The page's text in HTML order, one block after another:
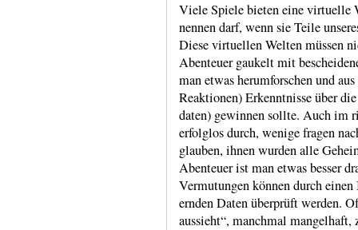
Viele Spiele bieten eine virtu­elle
nennen darf, wenn sie Teile
Diese virtu­ellen Welten müssen
Aben­teuer gaukelt mit
man etwas herum­forschen und
Reak­tionen) Erkennt­nisse über
daten) gewinnen sollte. Auch im
erfolglos durch, wenige fragen
glauben, ihnen wurden alle
Aben­teuer ist man etwas besser
Vermu­tungen können durch
ernden Daten über­prüft werden.
aussieht“, manchmal